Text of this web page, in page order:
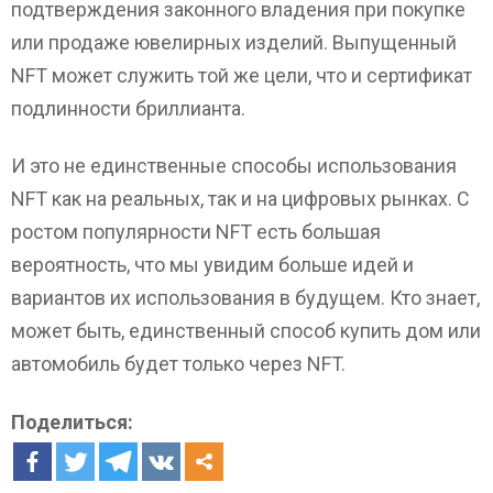
подтверждения законного владения при покупке
или продаже ювелирных изделий. Выпущенный
NFT может служить той же цели, что и сертификат
подлинности бриллианта.
И это не единственные способы использования
NFT как на реальных, так и на цифровых рынках. С
ростом популярности NFT есть большая
вероятность, что мы увидим больше идей и
вариантов их использования в будущем. Кто знает,
может быть, единственный способ купить дом или
автомобиль будет только через NFT.
Поделиться: